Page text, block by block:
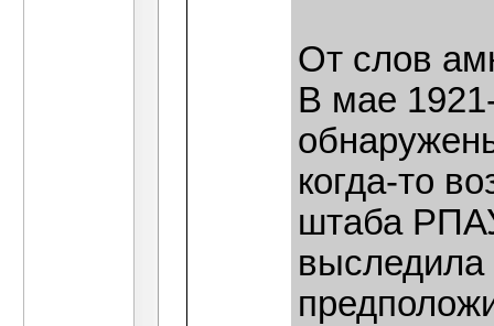
От слов
В мае
когда-то
штаба
выследила